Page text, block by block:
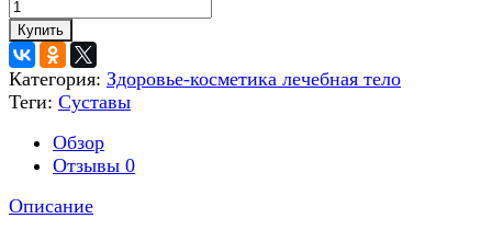
Купить
Категория: Здоровье-косметика лечебная тело
Теги: Суставы
Обзор
Отзывы 0
Описание